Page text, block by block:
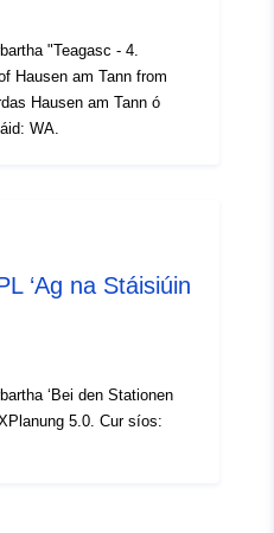
"Teagasc - 4.
Hausen am Tann from
Hausen am Tann ó
WA.
‘Ag na Stáisiúin
‘Bei den Stationen
5.0. Cur síos: